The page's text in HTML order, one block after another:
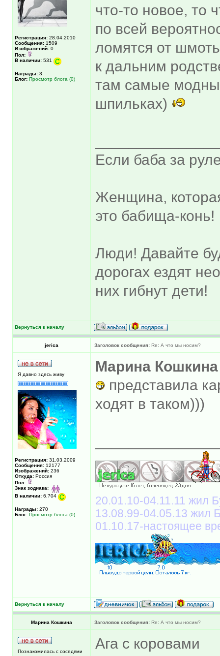
Регистрация: 28.04.2010
Сообщения: 1509
Изображений: 0
Пол:
В наличии: 531
Награды: 3
Блог: Просмотр блога (0)
что-то новое, то
по всей
ломятся от
к дальним
там самые
шпильках)
Если баба за
Женщина,
это бабища-конь!
Люди! Давайте
дорогах ездят
них гибнут дети!
Вернуться к началу
jerica Заголовок сообщения: Re: А что мы носим?
Я давно здесь живу
Регистрация: 31.03.2009
Сообщения: 12177
Изображений: 236
Откуда: Россия
Пол:
Знак зодиака:
В наличии: 6,704
Награды: 270
Блог: Просмотр блога (0)
Марина Кошкина
представила
ходят в таком)))
20.01.10-04.11.11 жил
13.08.99-04.05.13 жил
01.10.17-настоящее
Вернуться к началу
Марина Кошкина Заголовок сообщения: Re: А что мы носим?
Познакомилась с соседями Ага с коровами